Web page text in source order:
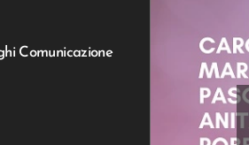
Comunicazione